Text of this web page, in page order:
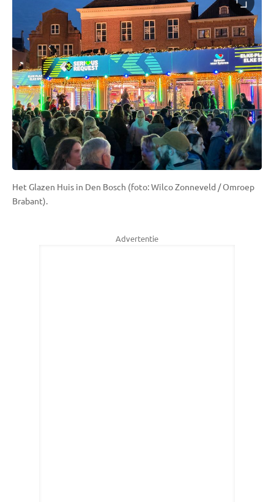
Het Glazen Huis in Den Bosch (foto: Wilco Zonneveld / Omroep
Brabant).
Advertentie